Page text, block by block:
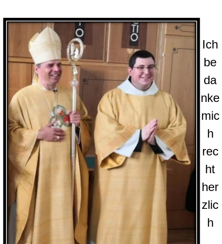
Ich
be
da
nke
mic
h
rec
ht
her
zlic
h